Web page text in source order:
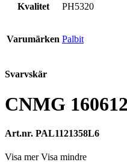
Kvalitet PH5320
Varumärken Palbit
Svarvskär
CNMG
Art.nr. PAL1121358L6
Visa mer Visa mindre